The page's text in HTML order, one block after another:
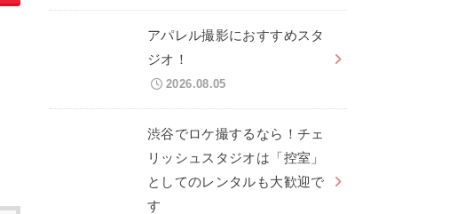
アパレル撮影におすすめスタ
ジオ！
2026.08.05
渋谷でロケ撮するなら！チェ
リッシュスタジオは「控室」
としてのレンタルも大歓迎で
す